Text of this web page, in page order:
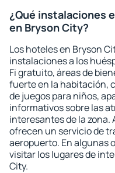
¿Qué instalaciones
en Bryson City?
Los hoteles en Bryson
instalaciones a los
Fi gratuito, áreas de
fuerte en la habitación,
de juegos para niños,
informativos sobre las
interesantes de la
ofrecen un servicio de
aeropuerto. En algunas
visitar los lugares de
City.